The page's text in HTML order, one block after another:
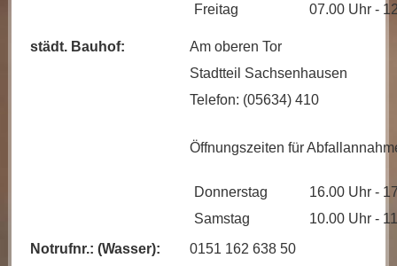
Freitag
07.00 Uhr -
städt. Bauhof:
Am oberen Tor
Stadtteil Sachsenhausen
Telefon: (05634) 410
Öffnungszeiten für
Donnerstag
16.00 Uhr -
Samstag
10.00 Uhr -
Notrufnr.: (Wasser):
0151 162 638 50